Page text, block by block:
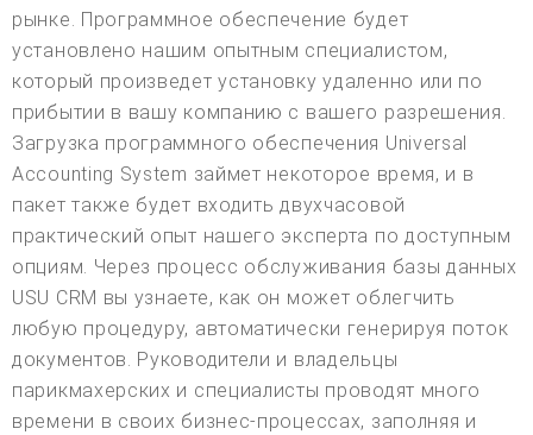
рынке. Программное обеспечение будет
установлено нашим опытным специалистом,
который произведет установку удаленно или по
прибытии в вашу компанию с вашего разрешения.
Загрузка программного обеспечения Universal
Accounting System займет некоторое время, и в
пакет также будет входить двухчасовой
практический опыт нашего эксперта по доступным
опциям. Через процесс обслуживания базы данных
USU CRM вы узнаете, как он может облегчить
любую процедуру, автоматически генерируя поток
документов. Руководители и владельцы
парикмахерских и специалисты проводят много
времени в своих бизнес-процессах, заполняя и